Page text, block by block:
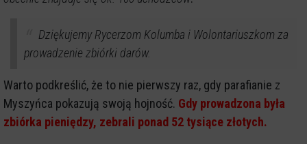
Dziękujemy Rycerzom Kolumba i Wolontariuszkom za
prowadzenie zbiórki darów.
Warto podkreślić, że to nie pierwszy raz, gdy parafianie z
Myszyńca pokazują swoją hojność. Gdy prowadzona była
zbiórka pieniędzy, zebrali ponad 52 tysiące złotych.